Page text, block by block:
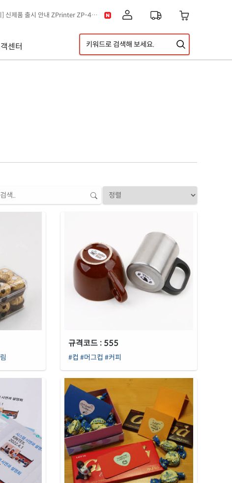
[공지] 신제품 출시 안내 ZPrinter ZP-4121B
] 택배 없는 날 & 광복절 배송안내
[공지] 고객센터 운영시간 및 내선번호 변경 안내
[공지] 아이라벨 무료배송 기준 금액 변경 안내
센터
규격코드 : 555
#컵 #머그컵 #커피